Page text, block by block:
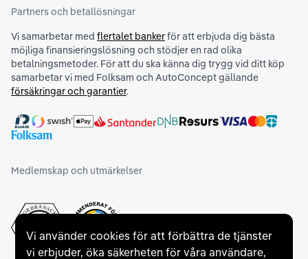
Vi använder cookies för att förbättra de tjänster
vi erbjuder, öka säkerheten för våra användare,
Partners och betallösningar
Vi samarbetar med flertalet bankerför att erbjuda dig bästa
möjliga finansieringslösning och stödjer en rad olika
betalningsmetoder. För att du ska känna dig trygg vid ditt köp
samarbetar vi med Folksam och AutoConcept gällande
försäkringar och garantier.
Medlemskap och utmärkelser